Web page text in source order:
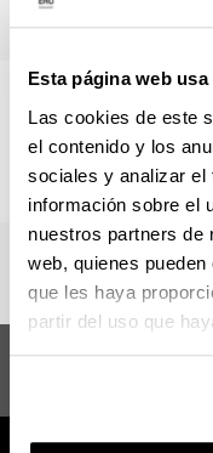
Esta página web
Las cookies de este
el contenido y los
sociales y analizar el
información sobre el
nuestros partners de
web, quienes
que les haya
partir del uso que
y el horariodel
Mecánica .